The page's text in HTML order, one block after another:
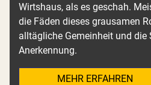
Wirtshaus, als es geschah.
die Fäden dieses grausamen
alltägliche Gemeinheit und die
Anerkennung.
MEHR ERFAHREN